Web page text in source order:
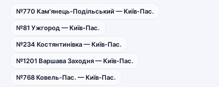
№770 Кам'янець-Подільський — Київ-Пас.
№81 Ужгород — Київ-Пас.
№234 Костянтинівка — Київ-Пас.
№1201 Варшава Заходня — Київ-Пас.
№768 Ковель-Пас. — Київ-Пас.